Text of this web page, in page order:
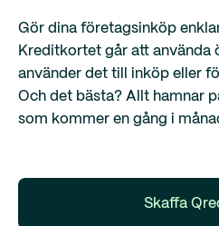
Gör dina företagsinköp
Kreditkortet går att använda
använder det till inköp eller
Och det bästa? Allt hamnar
som kommer en gång i
Skaffa